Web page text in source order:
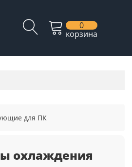
0
корзина
для ПК
охлаждения